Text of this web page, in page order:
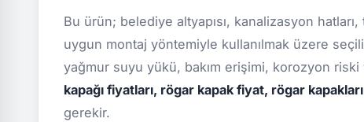
Bu ürün; belediye altyapısı, kanalizasyon
uygun montaj yöntemiyle kullanılmak üzere
yağmur suyu yükü, bakım erişimi, korozyon
kapağı fiyatları, rögar kapak fiyat, rögar
gerekir.